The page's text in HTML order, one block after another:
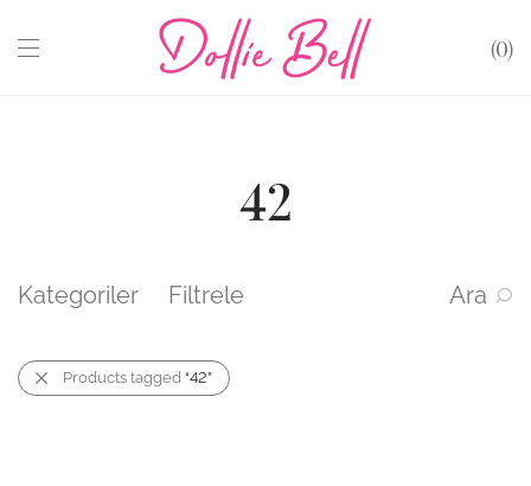
0
42
Kategoriler Filtrele Ara
Products tagged “42”